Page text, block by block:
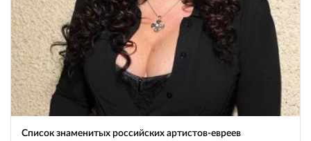
Список знаменитых российских артистов-евреев